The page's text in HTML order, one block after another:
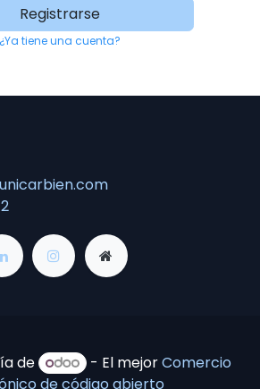
Registrarse
¿Ya tiene una cuenta?
de - El mejorComercio
de código abierto